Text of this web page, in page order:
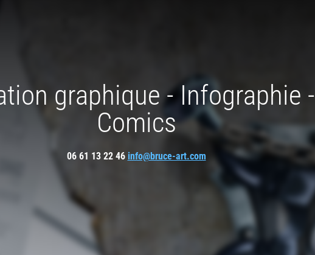
graphique - Infographie -
Comics
06 61 13 22 46 info@bruce-art.com